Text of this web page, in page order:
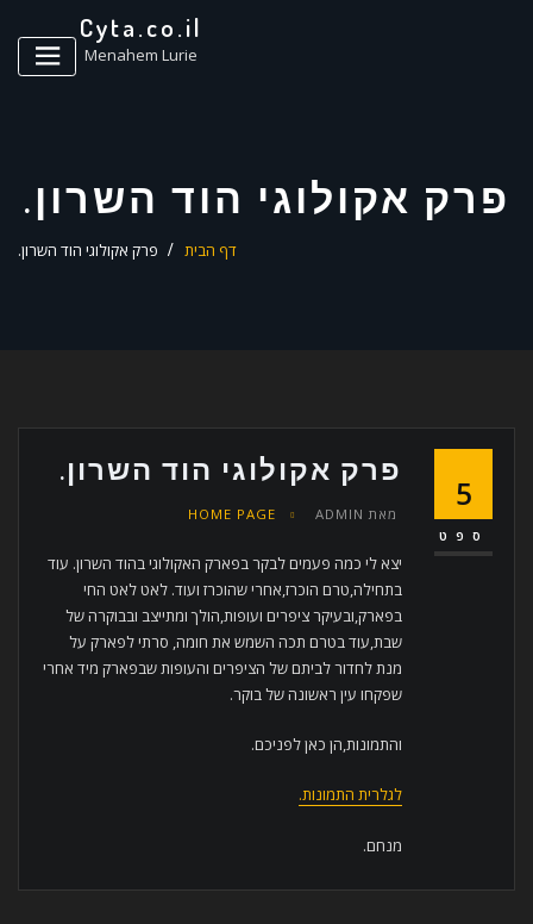
Cyta.co.il
Menahem Lurie
פרק אקולוגי הוד השרון.
דף הבית פרק אקולוגי הוד השרון.
5
ספט
פרק אקולוגי הוד השרון.
מאת ADMIN
HOME PAGE
יצא לי כמה פעמים לבקר בפארק האקולוגי בהוד השרון. עוד
בתחילה,טרם הוכרז,אחרי שהוכרז ועוד. לאט לאט החי
בפארק,ובעיקר ציפרים ועופות,הולך ומתייצב ובבוקרה של
שבת,עוד בטרם תכה השמש את חומה, סרתי לפארק על
מנת לחדור לביתם של הציפרים והעופות שבפארק מיד אחרי
שפקחו עין ראשונה של בוקר.
והתמונות,הן כאן לפניכם.
לגלרית התמונות.
מנחם.